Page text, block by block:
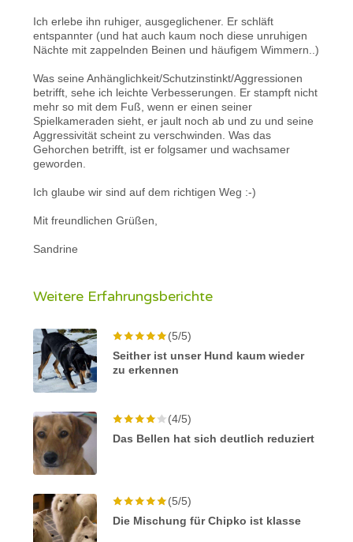
Ich erlebe ihn ruhiger, ausgeglichener. Er schläft
entspannter (und hat auch kaum noch diese unruhigen
Nächte mit zappelnden Beinen und häufigem Wimmern..)
Was seine Anhänglichkeit/Schutzinstinkt/Aggressionen
betrifft, sehe ich leichte Verbesserungen. Er stampft nicht
mehr so mit dem Fuß, wenn er einen seiner
Spielkameraden sieht, er jault noch ab und zu und seine
Aggressivität scheint zu verschwinden. Was das
Gehorchen betrifft, ist er folgsamer und wachsamer
geworden.
Ich glaube wir sind auf dem richtigen Weg :-)
Mit freundlichen Grüßen,
Sandrine
Weitere Erfahrungsberichte
(5/5)
Seither ist unser Hund kaum wieder
zu erkennen
(4/5)
Das Bellen hat sich deutlich reduziert
(5/5)
Die Mischung für Chipko ist klasse